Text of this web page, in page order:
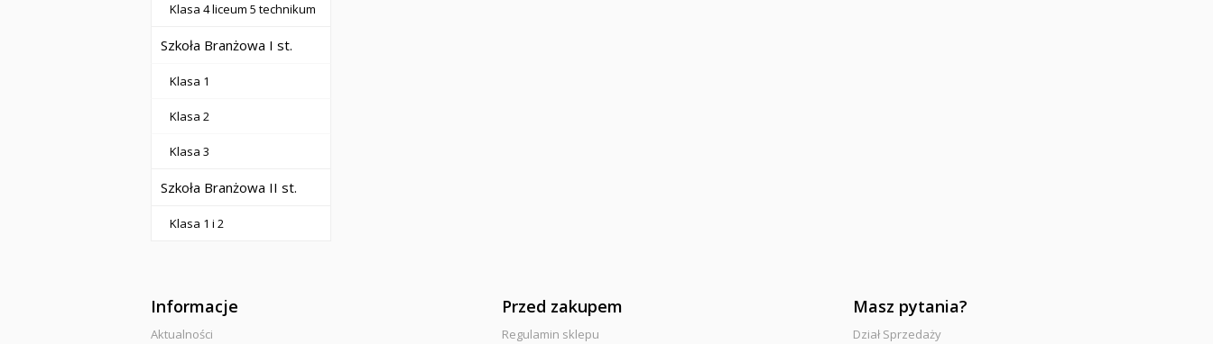
Klasa 4 liceum 5 technikum
Szkoła Branżowa I st.
Klasa 1
Klasa 2
Klasa 3
Szkoła Branżowa II st.
Klasa 1 i 2
Informacje
Aktualności
Przed zakupem
Regulamin sklepu
Masz pytania?
Dział Sprzedaży